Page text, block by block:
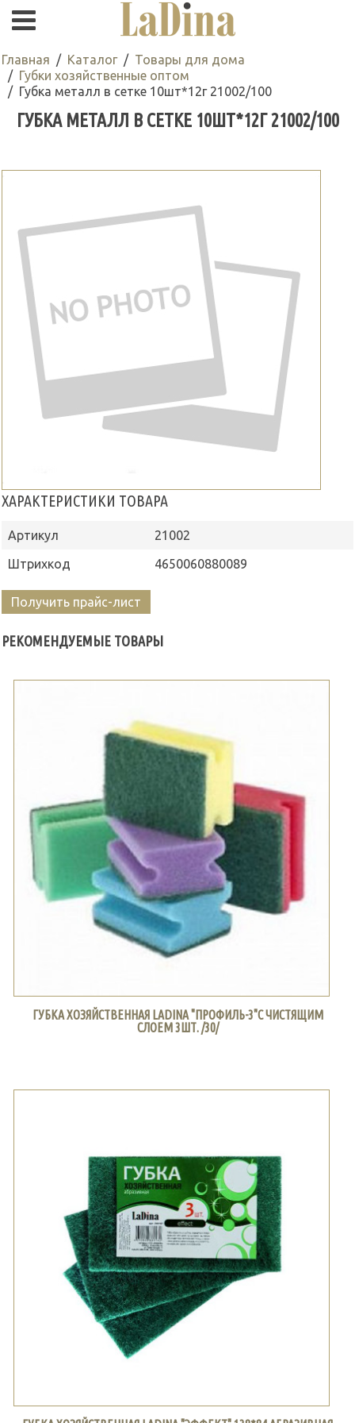
Главная Каталог
Товары для дома
Губки хозяйственные оптом
Губка металл в сетке 10шт*12г 21002/100
ГУБКА МЕТАЛЛ В СЕТКЕ 10ШТ*12Г 21002/100
ХАРАКТЕРИСТИКИ ТОВАРА
Артикул
21002
Штрихкод
4650060880089
Получить прайс-лист
РЕКОМЕНДУЕМЫЕ ТОВАРЫ
ГУБКА ХОЗЯЙСТВЕННАЯ LADINA "ПРОФИЛЬ-3"С ЧИСТЯЩИМ
СЛОЕМ 3ШТ. /30/